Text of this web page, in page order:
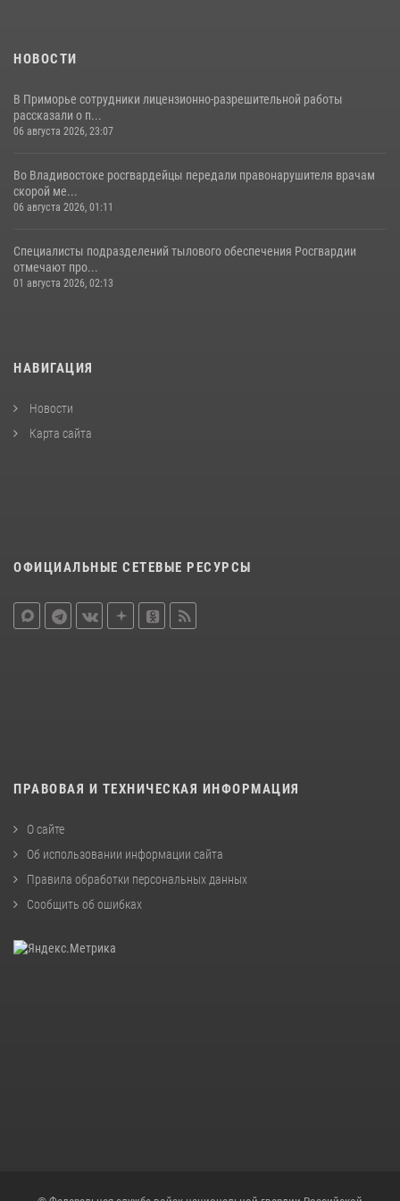
НОВОСТИ
В Приморье сотрудники лицензионно-разрешительной работы
рассказали о п...
06 августа 2026, 23:07
Во Владивостоке росгвардейцы передали правонарушителя врачам
скорой ме...
06 августа 2026, 01:11
Специалисты подразделений тылового обеспечения Росгвардии
отмечают про...
01 августа 2026, 02:13
НАВИГАЦИЯ
Новости
Карта сайта
ОФИЦИАЛЬНЫЕ СЕТЕВЫЕ РЕСУРСЫ
ПРАВОВАЯ И ТЕХНИЧЕСКАЯ ИНФОРМАЦИЯ
О сайте
Об использовании информации сайта
Правила обработки персональных данных
Сообщить об ошибках